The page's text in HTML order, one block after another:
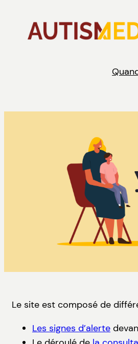
contenu
Le site est composé de
Les signes d’alerte